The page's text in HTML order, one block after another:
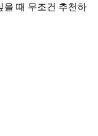
을 때 무조건 추천하